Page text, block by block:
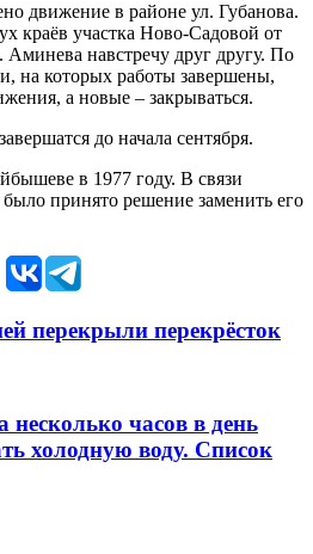
движение в районе ул. Губанова.
краёв участка Ново-Садовой от
Аминева навстречу друг другу. По
на которых работы завершены,
а новые – закрываться.
до начала сентября.
в 1977 году. В связи
принято решение заменить его
перекрыли перекрёсток
несколько часов в день
холодную воду. Список